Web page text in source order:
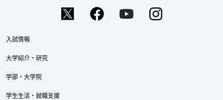
入試情報
大学紹介・研究
学部・大学院
学生生活・就職支援